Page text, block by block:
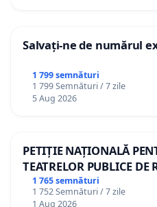
Salvați-ne de numărul
1 799 semnături
1 799 Semnături / 7 zile
5 Aug 2026
PETIȚIE NAȚIONALĂ
TEATRELOR PUBLICE DE
ROMÂNIA
1 765 semnături
1 752 Semnături / 7 zile
1 Aug 2026